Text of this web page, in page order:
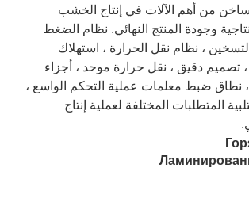
من أهم الآلات في إنتاج الخشب
وجودة المنتج النهائي. نظام الضغط
، نظام نقل الحرارة ، استهلاك
تصميم دقيق ، نقل حرارة موحد ، أجزاء
، نطاق ضبط معلمات عملية التحكم الواسع ،
المتطلبات المختلفة لعملية إنتاج